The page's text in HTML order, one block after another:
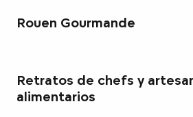
Rouen Gourmande
Retratos de chefs y
alimentarios